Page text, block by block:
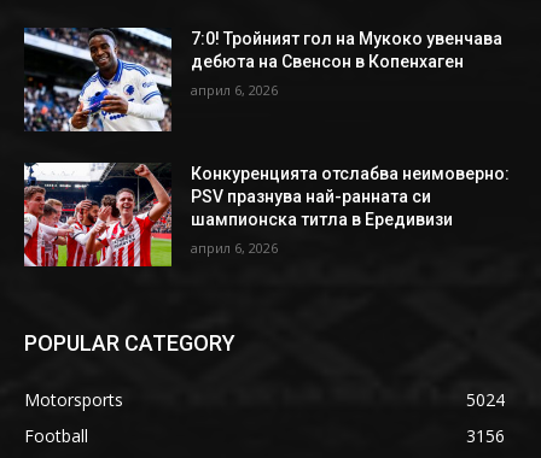
7:0! Тройният гол на Мукоко увенчава
дебюта на Свенсон в Копенхаген
април 6, 2026
Конкуренцията отслабва неимоверно:
PSV празнува най-ранната си
шампионска титла в Ередивизи
април 6, 2026
POPULAR CATEGORY
Motorsports
5024
Football
3156